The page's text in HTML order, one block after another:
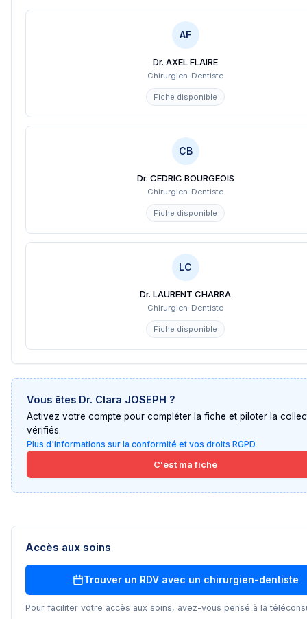
AF
Dr. AXEL FLAIRE
Chirurgien-Dentiste
Fiche disponible
CB
Dr. CEDRIC BOURGEOIS
Chirurgien-Dentiste
Fiche disponible
LC
Dr. LAURENT CHARRA
Chirurgien-Dentiste
Fiche disponible
Vous êtes Dr. Clara JOSEPH ?
Activez votre compte pour compléter la fiche et piloter la
vérifiés.
Plus d'informations sur la conformité et vos droits RGPD
C'est ma fiche
Accès aux soins
Trouver un RDV avec un chirurgien-dentiste
Pour faciliter votre accès aux soins, avez-vous pensé à la